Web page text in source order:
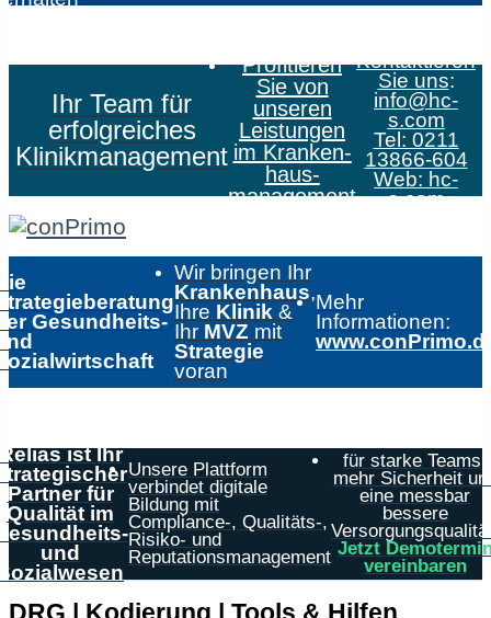
Ihr Team für
erfolgreiches
Klinikmanagement
Profitieren
Sie von
unseren
Leistungen
im Kranken­
haus­
management
Kontaktieren
Sie uns:
info@hc-
s.com
Tel: 0211
13866-604
Web: hc-
s.com
Gesundheits-
Wir bringen Ihr
Krankenhaus,
Ihre Klinik &
Ihr MVZ mit
Strategie
voran
Mehr
Informationen:
ist Ihr
Partner für
Qualität im
und
Unsere Plattform
verbindet digitale
Bildung mit
Compliance-, Qualitäts-,
Risiko- und
Reputationsmanagement
für starke Teams,
mehr Sicherheit
eine messbar
bessere
Jetzt
vereinbaren